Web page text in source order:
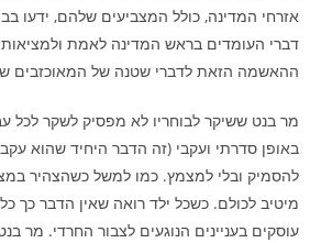
אזרחי המדינה, כולל המצביעים שלהם, ידעו
דברי העומדים בראש המדינה לאמת
ההאשמה הזאת לדברי שטנה של המאוכזבים
מר בנט ששיקר לבוחריו לא מפסיק לשקר לכל
באופן סדרתי ועקבי (זה הדבר היחיד שהוא
להסמיק ובלי למצמץ. כמו למשל כשהצהיר
מיטיב לכולם. כשכל ילד רואה שאין הדבר כך
עוסקים בעניינים הנוגעים לצבור החרדי. מר